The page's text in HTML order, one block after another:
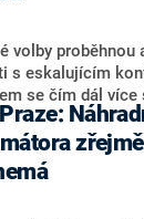
Označením
hodná.
koalice Spolu
Kuby.
volby proběhnou
s eskalujícím
se čím dál více
Hrad mohla
komentátoři
Babiše (ANO).
prezidentských
z roku